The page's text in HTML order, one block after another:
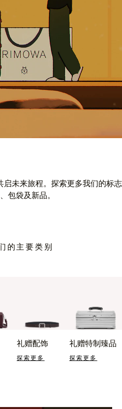
未来旅程。探索更多我们的标志
包袋及新品。
的主要类别
礼赠配饰
探索更多
礼赠特制臻品
探索更多